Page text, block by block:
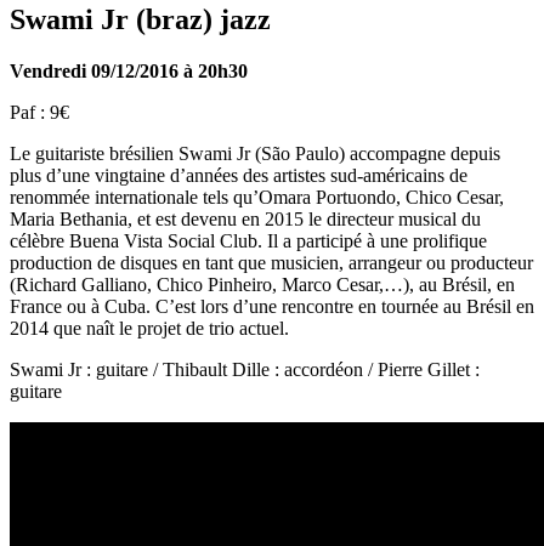
Swami Jr (braz) jazz
Vendredi 09/12/2016 à 20h30
Paf : 9€
Le guitariste brésilien Swami Jr (São Paulo) accompagne depuis
plus d’une vingtaine d’années des artistes sud-américains de
renommée internationale tels qu’Omara Portuondo, Chico Cesar,
Maria Bethania, et est devenu en 2015 le directeur musical du
célèbre Buena Vista Social Club. Il a participé à une prolifique
production de disques en tant que musicien, arrangeur ou producteur
(Richard Galliano, Chico Pinheiro, Marco Cesar,…), au Brésil, en
France ou à Cuba. C’est lors d’une rencontre en tournée au Brésil en
2014 que naît le projet de trio actuel.
Swami Jr : guitare / Thibault Dille : accordéon / Pierre Gillet :
guitare